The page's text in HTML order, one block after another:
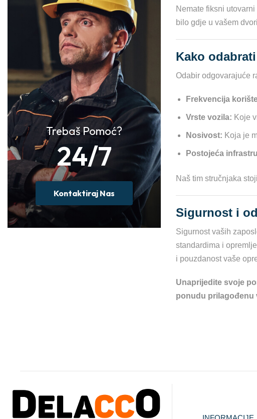
Nemate fiksni
bilo gdje u vašem
Kako
Odabir odgovarajuće
Frekvencija
Vrste vozila: Koje
Nosivost: Koja je
Postojeća
Naš tim stručnjaka
Sigurnost i
Sigurnost vaših
standardima i
i pouzdanost vaše
Unaprijedite svoje
ponudu prilagođenu
Trebaš Pomoć?
24/7
Kontaktiraj Nas